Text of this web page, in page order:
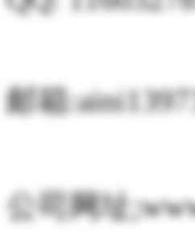
邮箱
公司网址